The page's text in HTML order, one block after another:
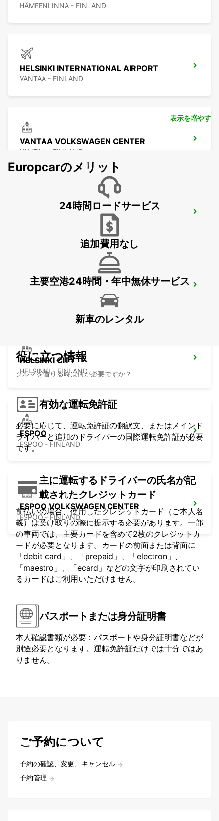
HÄMEENLINNA - FINLAND
HELSINKI INTERNATIONAL AIRPORT
VANTAA - FINLAND
VANTAA VOLKSWAGEN CENTER
VANTAA - FINLAND
HELSINKI HERTTONIEMI
HELSINKI CITY
HELSINKI - FINLAND
ESPOO
ESPOO - FINLAND
ESPOO VOLKSWAGEN CENTER
ESPOO - FINLAND
表示を増やす
Europcarのメリット
24時間ロードサービス
追加費用なし
主要空港24時間・年中無休サービス
新車のレンタル
役に立つ情報
クルマを借りる時は何が必要ですか？
有効な運転免許証
必要に応じて、運転免許証の翻訳文、またはメインド
ライバーと追加のドライバーの国際運転免許証が必要
です。
主に運転するドライバーの氏名が記
載されたクレジットカード
前払いの場合、使用したクレジットカード（ご本人名
義）は受け取りの際に提示する必要があります。一部
の車両では、主要カードを含めて2枚のクレジットカ
ードが必要となります。カードの前面または背面に
「debit card」、「prepaid」、「electron」、
「maestro」、「ecard」などの文字が印刷されてい
るカードはご利用いただけません。
パスポートまたは身分証明書
本人確認書類が必要：パスポートや身分証明書などが
別途必要となります。運転免許証だけでは十分ではあ
りません。
ご予約について
予約の確認、変更、キャンセル
予約管理